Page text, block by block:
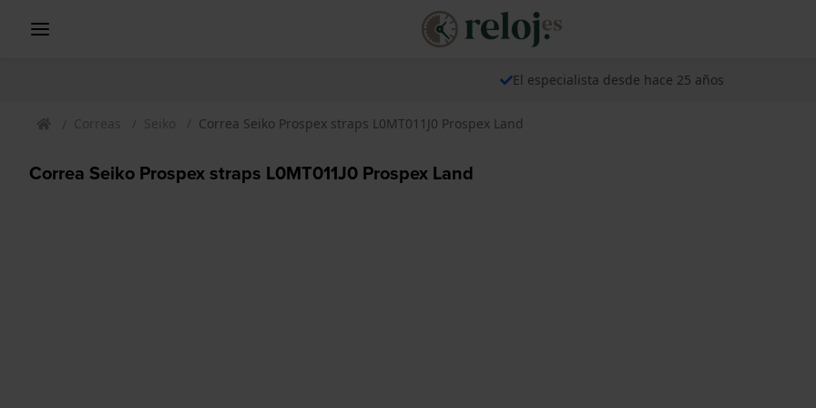
El especialista desde hace 25 años
Correas Seiko Correa Seiko Prospex straps L0MT011J0 Prospex Land
Correa Seiko Prospex straps L0MT011J0 Prospex Land